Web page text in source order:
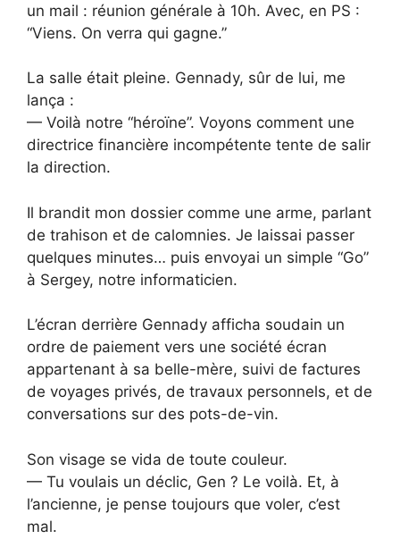
un mail : réunion générale à 10h. Avec, en PS :
“Viens. On verra qui gagne.”
La salle était pleine. Gennady, sûr de lui, me
lança :
— Voilà notre “héroïne”. Voyons comment une
directrice financière incompétente tente de salir
la direction.
Il brandit mon dossier comme une arme, parlant
de trahison et de calomnies. Je laissai passer
quelques minutes… puis envoyai un simple “Go”
à Sergey, notre informaticien.
L’écran derrière Gennady afficha soudain un
ordre de paiement vers une société écran
appartenant à sa belle-mère, suivi de factures
de voyages privés, de travaux personnels, et de
conversations sur des pots-de-vin.
Son visage se vida de toute couleur.
— Tu voulais un déclic, Gen ? Le voilà. Et, à
l’ancienne, je pense toujours que voler, c’est
mal.